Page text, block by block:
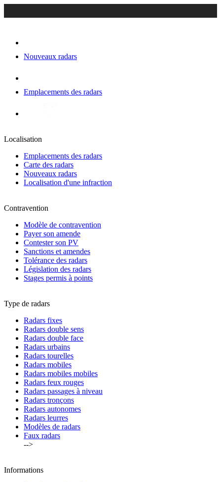
Nouveaux radars
Emplacements des radars
Localisation
Emplacements des radars
Carte des radars
Nouveaux radars
Localisation d'une infraction
Contravention
Modèle de contravention
Payer son amende
Contester son PV
Sanctions et amendes
Tolérance des radars
Législation des radars
Stages permis à points
Type de radars
Radars fixes
Radars double sens
Radars double face
Radars urbains
Radars tourelles
Radars mobiles
Radars mobiles mobiles
Radars feux rouges
Radars passages à niveau
Radars tronçons
Radars autonomes
Radars leurres
Modèles de radars
Faux radars
-->
Informations